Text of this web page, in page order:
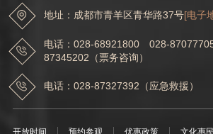
地址：成都市青羊区青华路37号[电子
电话：028-68921800 028-
87345202（票务咨询）
电话：028-87327392（应急救援）
开放时间 预约参观 优惠政策 文化惠民